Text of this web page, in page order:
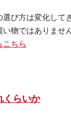
び方は変化し
い物ではありませ
こちら
くらいか